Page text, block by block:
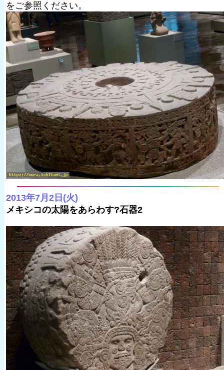
をご参照ください。
2013年7月2日(火)
メキシコの太陽をあらわす?石器2